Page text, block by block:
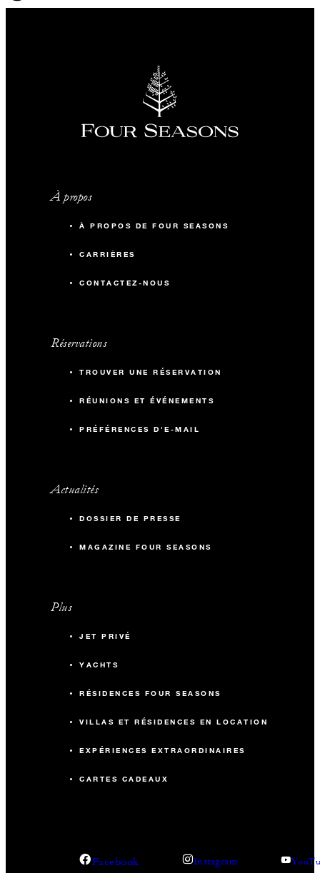
À propos
À PROPOS DE FOUR SEASONS
CARRIÈRES
CONTACTEZ-NOUS
Réservations
TROUVER UNE RÉSERVATION
RÉUNIONS ET ÉVÉNEMENTS
PRÉFÉRENCES D'E-MAIL
Actualités
DOSSIER DE PRESSE
MAGAZINE FOUR SEASONS
Plus
JET PRIVÉ
YACHTS
RÉSIDENCES FOUR SEASONS
VILLAS ET RÉSIDENCES EN LOCATION
EXPÉRIENCES EXTRAORDINAIRES
CARTES CADEAUX
Facebook Instagram